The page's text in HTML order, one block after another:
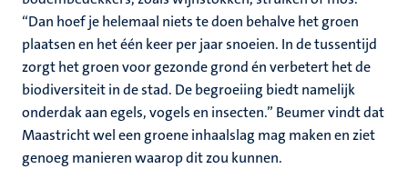
“Dan hoef je helemaal niets te doen behalve het groen
plaatsen en het één keer per jaar snoeien. In de tussentijd
zorgt het groen voor gezonde grond én verbetert het de
biodiversiteit in de stad. De begroeiing biedt namelijk
onderdak aan egels, vogels en insecten.” Beumer vindt dat
Maastricht wel een groene inhaalslag mag maken en ziet
genoeg manieren waarop dit zou kunnen.